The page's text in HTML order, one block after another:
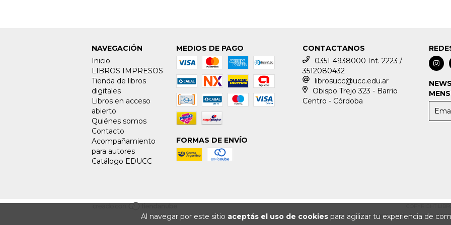
Al navegar por este sitio aceptás el uso de cookies para agilizar tu experiencia de
NAVEGACIÓN
Inicio
LIBROS IMPRESOS
Tienda de libros
digitales
Libros en acceso
abierto
Quiénes somos
Contacto
Acompañamiento
para autores
Catálogo EDUCC
MEDIOS DE PAGO
FORMAS DE ENVÍO
CONTACTANOS
0351-4938000 Int. 2223 /
3512080432
librosucc@ucc.edu.ar
Obispo Trejo 323 - Barrio
Centro - Córdoba
DEFENSA DE LAS Y LOS CONSUMIDORES. PARA RECLAMOS